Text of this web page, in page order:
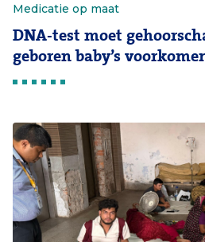
Medicatie op maat
DNA-test moet
geboren baby’s